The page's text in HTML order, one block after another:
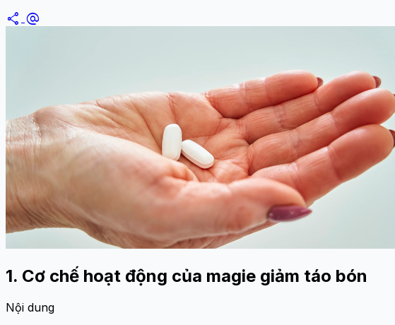
share alternate_email
1. Cơ chế hoạt động của magie giảm táo bón
Nội dung